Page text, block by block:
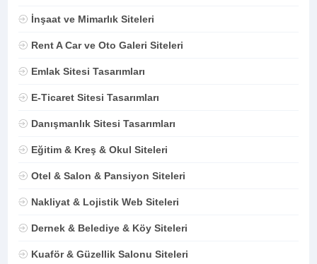
İnşaat ve Mimarlık Siteleri
Rent A Car ve Oto Galeri Siteleri
Emlak Sitesi Tasarımları
E-Ticaret Sitesi Tasarımları
Danışmanlık Sitesi Tasarımları
Eğitim & Kreş & Okul Siteleri
Otel & Salon & Pansiyon Siteleri
Nakliyat & Lojistik Web Siteleri
Dernek & Belediye & Köy Siteleri
Kuaför & Güzellik Salonu Siteleri